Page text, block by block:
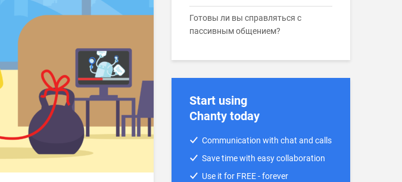
Готовы ли вы справляться с
пассивным общением?
Start using
Chanty today
Communication with chat and calls
Save time with easy collaboration
Use it for FREE - forever